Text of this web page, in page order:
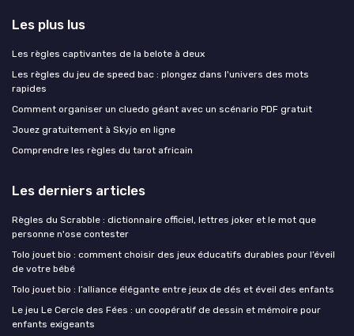
Les plus lus
Les règles captivantes de la belote à deux
Les règles du jeu de speed bac : plongez dans l'univers des mots
rapides
Comment organiser un cluedo géant avec un scénario PDF gratuit
Jouez gratuitement à Skyjo en ligne
Comprendre les règles du tarot africain
Les derniers articles
Règles du Scrabble : dictionnaire officiel, lettres joker et le mot que
personne n'ose contester
Tolo jouet bio : comment choisir des jeux éducatifs durables pour l’éveil
de votre bébé
Tolo jouet bio : l’alliance élégante entre jeux de dés et éveil des enfants
Le jeu Le Cercle des Fées : un coopératif de dessin et mémoire pour
enfants exigeants